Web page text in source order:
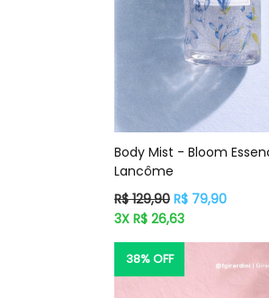
Body Mist - Bloom
Lancôme
Preço
normal
R$ 129,90 R$ 79,90
3X R$ 26,63
38% OFF